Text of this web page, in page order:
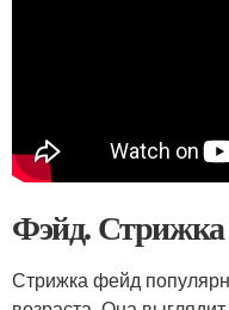
Фэйд.
Стрижка фейд